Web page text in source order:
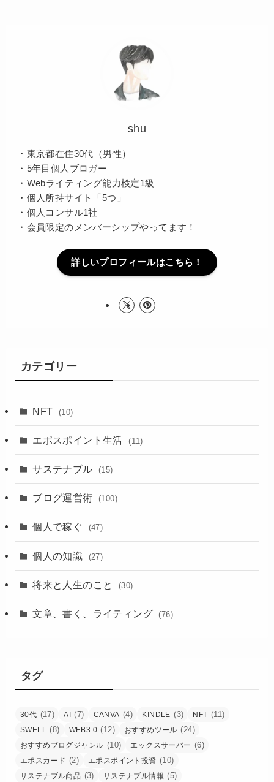
shu
・東京都在住30代（男性）
・5年目個人ブロガー
・Webライティング能力検定1級
・個人所持サイト「5つ」
・個人コンサル1社
・会員限定のメンバーシップやってます！
詳しいプロフィールはこちら！
カテゴリー
NFT (10)
エポスポイント生活 (11)
サステナブル (15)
ブログ運営術 (100)
個人で稼ぐ (47)
個人の知識 (27)
将来と人生のこと (30)
文章、書く、ライティング (76)
タグ
30代 (17) AI (7) CANVA (4) KINDLE (3) NFT (11)
SWELL (8) WEB3.0 (12) おすすめツール (24)
おすすめブログジャンル (10) エックスサーバー (6)
エポスカード (2) エポスポイント投資 (10)
サステナブル商品 (3) サステナブル情報 (5)